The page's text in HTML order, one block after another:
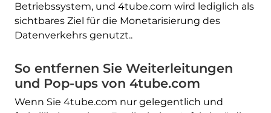
Betriebssystem, und 4tube.com wird lediglich als
sichtbares Ziel für die Monetarisierung des
Datenverkehrs genutzt..
So entfernen Sie Weiterleitungen
und Pop-ups von 4tube.com
Wenn Sie 4tube.com nur gelegentlich und